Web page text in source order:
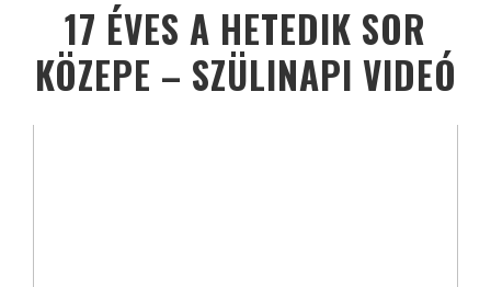
17 ÉVES A HETEDIK SOR
KÖZEPE – SZÜLINAPI VIDEÓ